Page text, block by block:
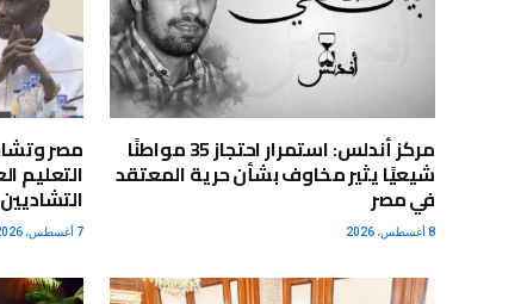
مركز أندلس: استمرار احتجاز 35 مواطنًا
شيعيًا يثير مخاوف بشأن حرية المعتقد
في مصر
8 أغسطس، 2026
مصر
التعليم
التشاديين
7 أغسطس، 2026